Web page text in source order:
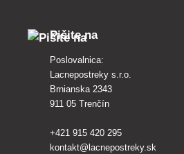
Pišite na
Poslovalnica:
Lacnepostreky s.r.o.
Brnianska 2343
911 05 Trenčín
+421 915 420 295
kontakt@lacnepostreky.sk